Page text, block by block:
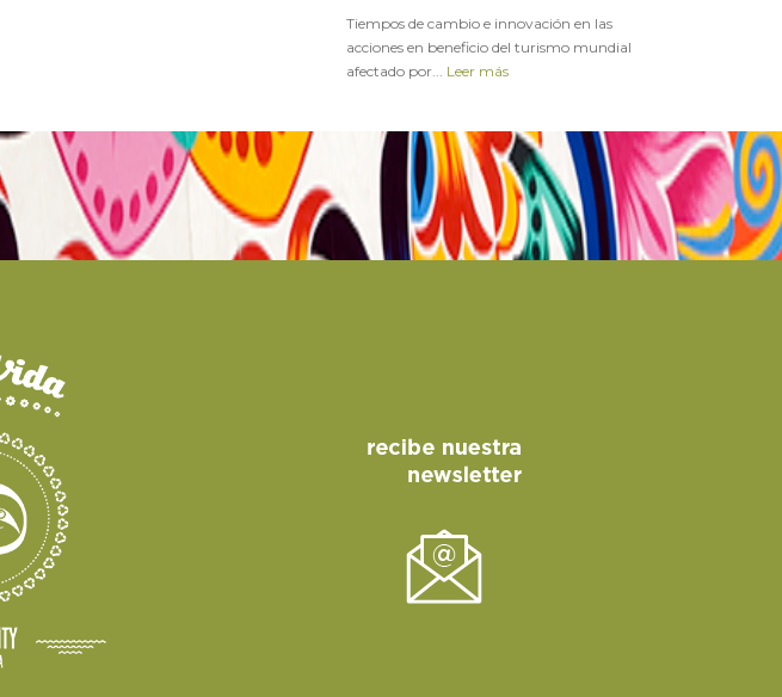
Tiempos de cambio e innovación en las
acciones en beneficio del turismo mundial
afectado por... Leer más